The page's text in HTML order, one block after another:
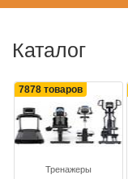
Каталог
7878 товаров
Тренажеры